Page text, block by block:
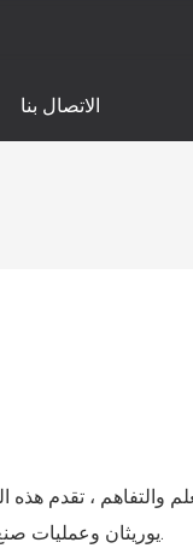
الاتصال بنا
والتفاهم ، تقدم هذه
يوريثان وعمليات صنع الإسفنج. هذه الصيغ ليست نظرية فقط—إنها تلعب دورًا مباشرًا في تحديد جودة الرغوة وتحسين كفاءة الإنتاج.